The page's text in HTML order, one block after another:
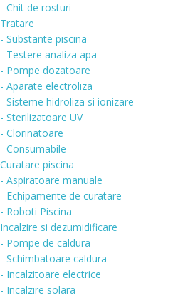
- Chit de rosturi
Tratare
- Substante piscina
- Testere analiza apa
- Pompe dozatoare
- Aparate electroliza
- Sisteme hidroliza si ionizare
- Sterilizatoare UV
- Clorinatoare
- Consumabile
Curatare piscina
- Aspiratoare manuale
- Echipamente de curatare
- Roboti Piscina
Incalzire si dezumidificare
- Pompe de caldura
- Schimbatoare caldura
- Incalzitoare electrice
- Incalzire solara